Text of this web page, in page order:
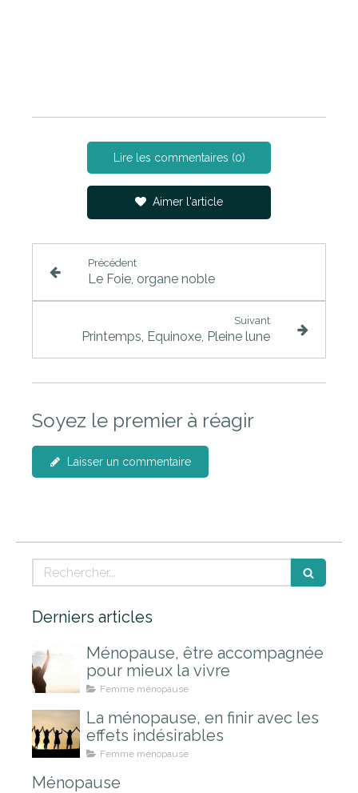
Lire les commentaires (0)
Aimer l'article
Précédent
Le Foie, organe noble
Suivant
Printemps, Equinoxe, Pleine lune
Soyez le premier à réagir
Laisser un commentaire
Rechercher
Derniers articles
Ménopause, être accompagnée
pour mieux la vivre
Femme ménopause
La ménopause, en finir avec les
effets indésirables
Femme ménopause
Ménopause